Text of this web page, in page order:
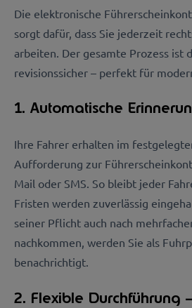
Die elektronische
sorgt dafür, dass Sie jederzeit
arbeiten. Der gesamte Prozess ist
revisionssicher – perfekt für
1. Automatische
Ihre Fahrer erhalten im
Aufforderung zur
Mail oder SMS. So bleibt jeder
Fristen werden zuverlässig
seiner Pflicht auch nach
nachkommen, werden Sie als
benachrichtigt.
2. Flexible Durchführung